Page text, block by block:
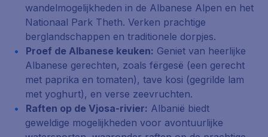
wandelmogelijkheden in de Albanese Alpen en het
Nationaal Park Theth. Verken prachtige
berglandschappen en traditionele dorpjes.
Proef de Albanese keuken: Geniet van heerlijke
Albanese gerechten, zoals fërgesë (een gerecht
met paprika en tomaten), tave kosi (gegrilde lam
met yoghurt), en verse zeevruchten.
Raften op de Vjosa-rivier: Albanië biedt
geweldige mogelijkheden voor avontuurlijke